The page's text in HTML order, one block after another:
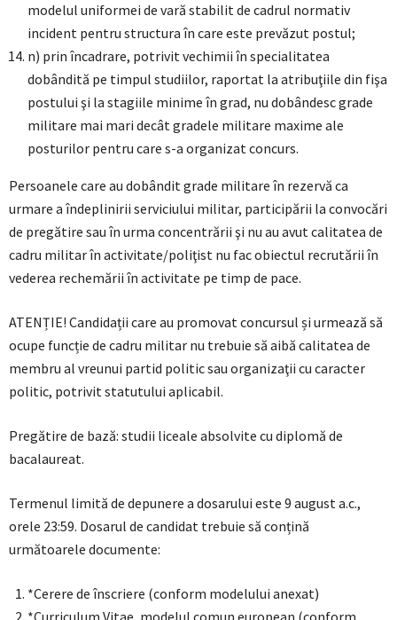
modelul uniformei de vară stabilit de cadrul normativ
incident pentru structura în care este prevăzut postul;
n) prin încadrare, potrivit vechimii în specialitatea
dobândită pe timpul studiilor, raportat la atribuţiile din fişa
postului şi la stagiile minime în grad, nu dobândesc grade
militare mai mari decât gradele militare maxime ale
posturilor pentru care s-a organizat concurs.
Persoanele care au dobândit grade militare în rezervă ca
urmare a îndeplinirii serviciului militar, participării la convocări
de pregătire sau în urma concentrării şi nu au avut calitatea de
cadru militar în activitate/poliţist nu fac obiectul recrutării în
vederea rechemării în activitate pe timp de pace.
ATENȚIE! Candidații care au promovat concursul și urmează să
ocupe funcție de cadru militar nu trebuie să aibă calitatea de
membru al vreunui partid politic sau organizaţii cu caracter
politic, potrivit statutului aplicabil.
Pregătire de bază: studii liceale absolvite cu diplomă de
bacalaureat.
Termenul limită de depunere a dosarului este 9 august a.c.,
orele 23:59. Dosarul de candidat trebuie să conțină
următoarele documente:
*Cerere de înscriere (conform modelului anexat)